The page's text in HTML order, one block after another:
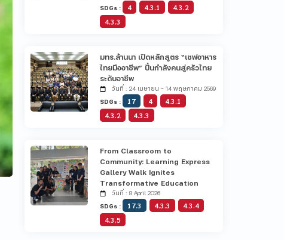
SDGs :
4 4.3.1
4.3.2
4.3.3
มทร.ล้านนา เปิดหลักสูตร “เชฟอาหาร
ไทยมืออาชีพ” ปั้นกำลังคนสู่ครัวไทย
ระดับอาชีพ
วันที่ : 24 เมษายน - 14 พฤษภาคม 2569
SDGs :
17 4
4.3.1
4.3.2
4.3.3
From Classroom to
Community: Learning Express
Gallery Walk Ignites
Transformative Education
วันที่ : 8 April 2026
SDGs :
17.3 4.3.3
4.3.4
4.3.5